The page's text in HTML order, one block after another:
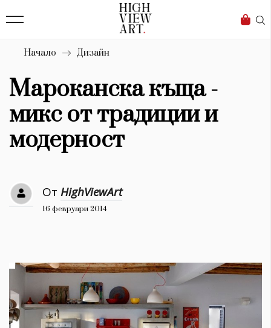
Бизнес
Мода
Dialogue
Изкуство
4340
Красота
Дизайн
Книги
30+ 1970
Гурме 1710
Начало Дизайн
Мароканска къща -
микс от традиции и
модерност
От HighViewArt
16 февруари 2014